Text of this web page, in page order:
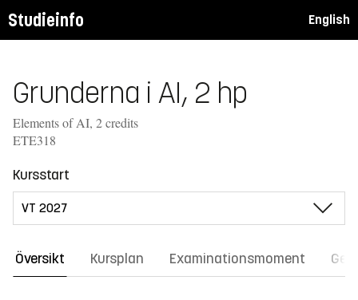
Studieinfo English
Grunderna i AI, 2 hp
Elements of AI, 2 credits
ETE318
Kursstart
Översikt Kursplan Examinationsmoment